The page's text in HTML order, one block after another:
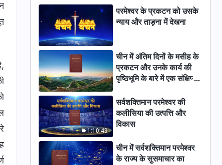
परमेश्वर के प्रकटन को उसके
न्याय और ताड़ना में देखना
चीन में अंतिम दिनों के मसीह के
प्रकटन और उनके कार्य की
पृष्ठिभूमि के बारे में एक संक्षिप्त
1:10:43
सर्वशक्तिमान परमेश्वर की
कलीसिया की उत्पत्ति और
विकास
चीन में सर्वशक्तिमान परमेश्वर
के राज्य के सुसमाचार का